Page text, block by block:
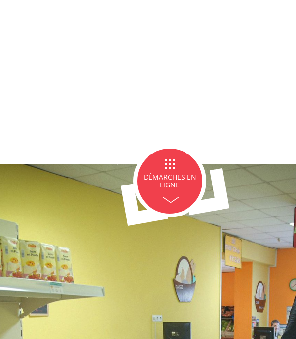
DÉMARCHES EN
LIGNE
Demande d'occupation de
ACCEO -
guichets municipaux
sourds et
Demande de panneaux
électroniques
Offres d'emploi Pré-déclarer un